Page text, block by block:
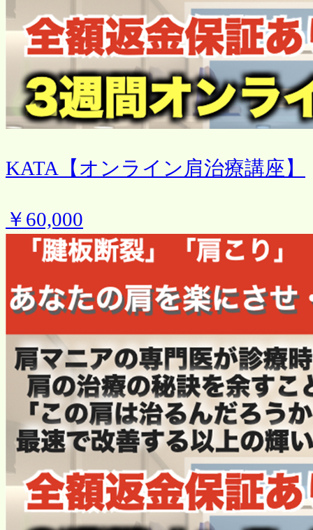
KATA【オンライン肩治療講座】
￥60,000